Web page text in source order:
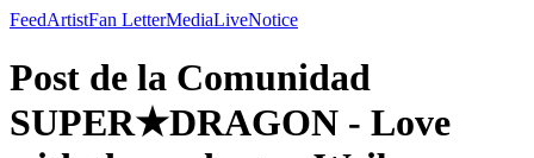
FeedArtistFan LetterMediaLiveNotice
Post de la Comunidad
SUPER★DRAGON - Love